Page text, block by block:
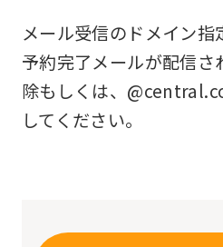
メール受信のドメイン指
予約完了メールが配信さ
除もしくは、
してください。